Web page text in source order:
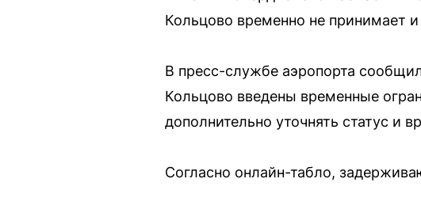
Кольцово временно не принимает
В пресс-службе аэропорта
Кольцово введены временные
дополнительно уточнять статус и
Согласно онлайн-табло,